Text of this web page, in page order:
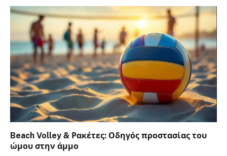
Beach Volley & Ρακέτες: Οδηγός προστασίας του
ώμου στην άμμο